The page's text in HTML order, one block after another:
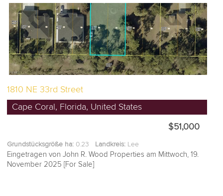
1810 NE 33rd Street
Cape Coral, Florida, United States
$51,000
Grundstücksgröße ha: 0.23 Landkreis: Lee
Eingetragen von John R. Wood Properties am Mittwoch, 19.
November 2025 [For Sale]